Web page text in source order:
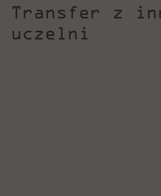
Transfer z
uczelni